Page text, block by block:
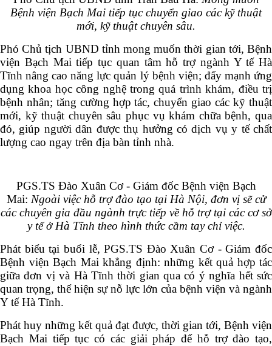
Bệnh viện Bạch Mai tiếp tục chuyển giao các kỹ thuật
mới, kỹ thuật chuyên sâu.
Phó Chủ tịch UBND tỉnh mong muốn thời gian tới, Bệnh
viện Bạch Mai tiếp tục quan tâm hỗ trợ ngành Y tế Hà
Tĩnh nâng cao năng lực quản lý bệnh viện; đẩy mạnh ứng
dụng khoa học công nghệ trong quá trình khám, điều trị
bệnh nhân; tăng cường hợp tác, chuyển giao các kỹ thuật
mới, kỹ thuật chuyên sâu phục vụ khám chữa bệnh, qua
đó, giúp người dân được thụ hưởng có dịch vụ y tế chất
lượng cao ngay trên địa bàn tỉnh nhà.
PGS.TS Đào Xuân Cơ - Giám đốc Bệnh viện Bạch
Mai: Ngoài việc hỗ trợ đào tạo tại Hà Nội, đơn vị sẽ cử
các chuyên gia đầu ngành trực tiếp về hỗ trợ tại các cơ sở
y tế ở Hà Tĩnh theo hình thức cầm tay chỉ việc.
Phát biểu tại buổi lễ, PGS.TS Đào Xuân Cơ - Giám đốc
Bệnh viện Bạch Mai khẳng định: những kết quả hợp tác
giữa đơn vị và Hà Tĩnh thời gian qua có ý nghĩa hết sức
quan trọng, thể hiện sự nỗ lực lớn của bệnh viện và ngành
Y tế Hà Tĩnh.
Phát huy những kết quả đạt được, thời gian tới, Bệnh viện
Bạch Mai tiếp tục có các giải pháp để hỗ trợ đào tạo,